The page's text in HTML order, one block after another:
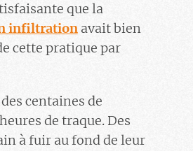
que la
infiltrationavait bien
cette pratique par
centaines de
de traque. Des
à fuir au fond de leur